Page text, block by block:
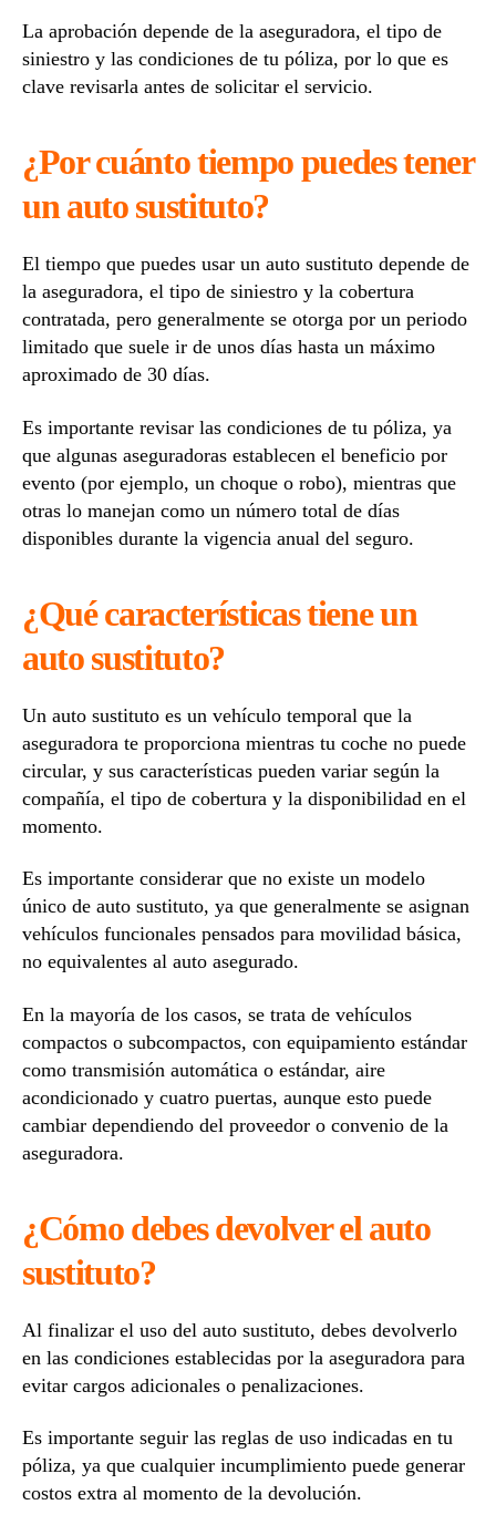
La aprobación depende de la aseguradora, el tipo de
siniestro y las condiciones de tu póliza, por lo que es
clave revisarla antes de solicitar el servicio.
¿Por cuánto tiempo puedes tener
un auto sustituto?
El tiempo que puedes usar un auto sustituto depende de
la aseguradora, el tipo de siniestro y la cobertura
contratada, pero generalmente se otorga por un periodo
limitado que suele ir de unos días hasta un máximo
aproximado de 30 días.
Es importante revisar las condiciones de tu póliza, ya
que algunas aseguradoras establecen el beneficio por
evento (por ejemplo, un choque o robo), mientras que
otras lo manejan como un número total de días
disponibles durante la vigencia anual del seguro.
¿Qué características tiene un
auto sustituto?
Un auto sustituto es un vehículo temporal que la
aseguradora te proporciona mientras tu coche no puede
circular, y sus características pueden variar según la
compañía, el tipo de cobertura y la disponibilidad en el
momento.
Es importante considerar que no existe un modelo
único de auto sustituto, ya que generalmente se asignan
vehículos funcionales pensados para movilidad básica,
no equivalentes al auto asegurado.
En la mayoría de los casos, se trata de vehículos
compactos o subcompactos, con equipamiento estándar
como transmisión automática o estándar, aire
acondicionado y cuatro puertas, aunque esto puede
cambiar dependiendo del proveedor o convenio de la
aseguradora.
¿Cómo debes devolver el auto
sustituto?
Al finalizar el uso del auto sustituto, debes devolverlo
en las condiciones establecidas por la aseguradora para
evitar cargos adicionales o penalizaciones.
Es importante seguir las reglas de uso indicadas en tu
póliza, ya que cualquier incumplimiento puede generar
costos extra al momento de la devolución.